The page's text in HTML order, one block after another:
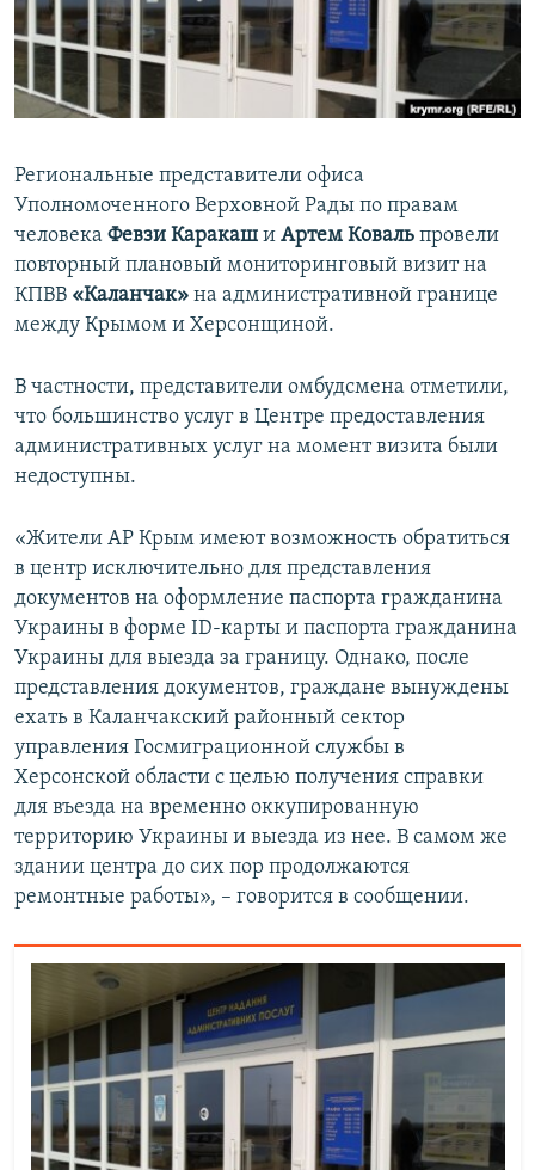
ПОБЕДИТЕЛЕЙ НЕ СУДЯТ?
КРЫМ.НЕПОКОРЕННЫЙ
ELIFBE
ПРИСОЕДИНЯЙТЕСЬ!
Все сайты RFE/RL
Региональные представители офиса
Уполномоченного Верховной Рады по правам
человека Февзи Каракаш и Артем Коваль провели
повторный плановый мониторинговый визит на
КПВВ «Каланчак» на административной границе
между Крымом и Херсонщиной.
В частности, представители омбудсмена отметили,
что большинство услуг в Центре предоставления
административных услуг на момент визита были
недоступны.
«Жители АР Крым имеют возможность обратиться
в центр исключительно для представления
документов на оформление паспорта гражданина
Украины в форме ID-карты и паспорта гражданина
Украины для выезда за границу. Однако, после
представления документов, граждане вынуждены
ехать в Каланчакский районный сектор
управления Госмиграционной службы в
Херсонской области с целью получения справки
для въезда на временно оккупированную
территорию Украины и выезда из нее. В самом же
здании центра до сих пор продолжаются
ремонтные работы», – говорится в сообщении.